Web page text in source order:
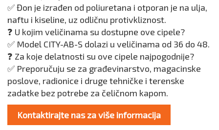
✅ Đon je izrađen od poliuretana i otporan je na ulja,
naftu i kiseline, uz odličnu protivkliznost.
❓ U kojim veličinama su dostupne ove cipele?
✅ Model CITY-AB-S dolazi u veličinama od 36 do 48.
❓ Za koje delatnosti su ove cipele najpogodnije?
✅ Preporučuju se za građevinarstvo, magacinske
poslove, radionice i druge tehničke i terenske
zadatke bez potrebe za čeličnom kapom.
Kontaktirajte nas za više informacija